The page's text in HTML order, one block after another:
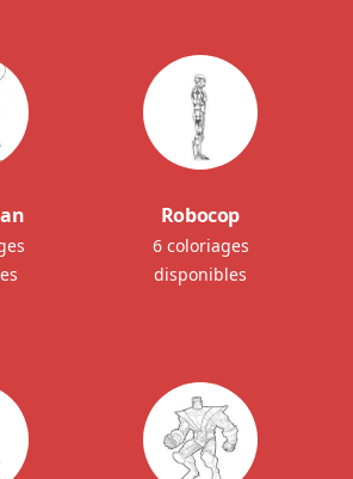
Robocop
6 coloriages
disponibles